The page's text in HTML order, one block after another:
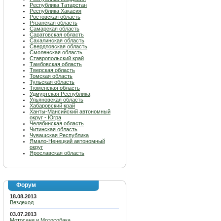
Республика Татарстан
Республика Хакасия
Ростовская область
Рязанская область
Самарская область
Саратовская область
Сахалинская область
Свердловская область
Смоленская область
Ставропольский край
Тамбовская область
Тверская область
Томская область
Тульская область
Тюменская область
Удмуртская Республика
Ульяновская область
Хабаровский край
Ханты-Мансийский автономный
округ - Югра
Челябинская область
Читинская область
Чувашская Республика
Ямало-Ненецкий автономный
округ
Ярославская область
Форум
18.08.2013
Вездеход
03.07.2013